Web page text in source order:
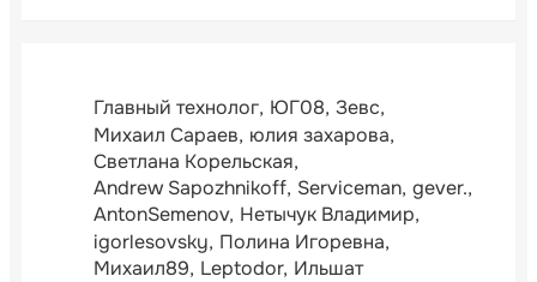
Главный технолог ЮГ08 Зевс
Михаил Сараев юлия захарова
Светлана Корельская
Andrew Sapozhnikoff Serviceman gever.
AntonSemenov Нетычук Владимир
igorlesovsky Полина Игоревна
Михаил89 Leptodor Ильшат